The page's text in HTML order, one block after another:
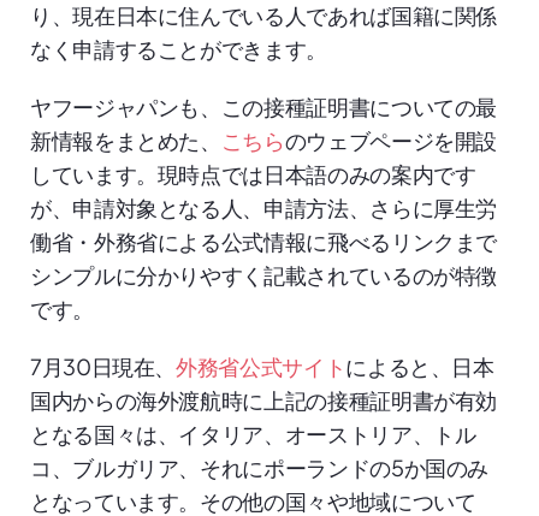
り、現在日本に住んでいる人であれば国籍に関係
なく申請することができます。
ヤフージャパンも、この接種証明書についての最
新情報をまとめた、 こちらのウェブページを開設
しています。現時点では日本語のみの案内です
が、申請対象となる人、申請方法、さらに厚生労
働省・外務省による公式情報に飛べるリンクまで
シンプルに分かりやすく記載されているのが特徴
です。
7月30日現在、外務省公式サイトによると、日本
国内からの海外渡航時に上記の接種証明書が有効
となる国々は、イタリア、オーストリア、トル
コ、ブルガリア、それにポーランドの5か国のみ
となっています。その他の国々や地域について